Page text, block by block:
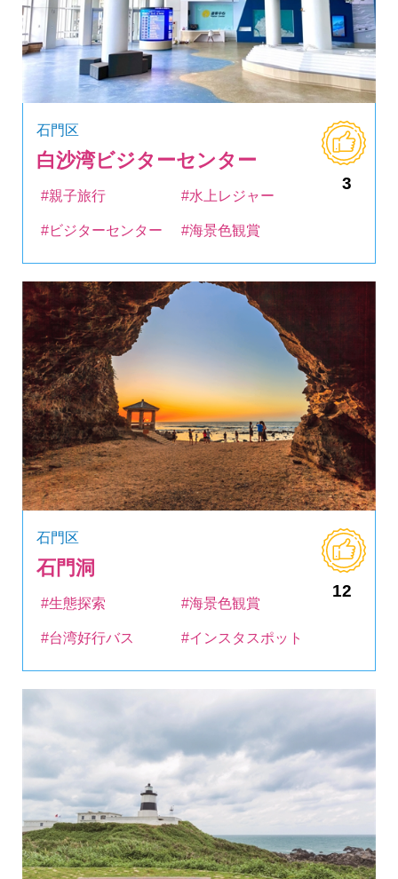
石門区
白沙湾ビジターセンター
3
#親子旅行 #水上レジャー
#ビジターセンター #海景色観賞
石門区
石門洞
12
#生態探索 #海景色観賞
#台湾好行バス #インスタスポット